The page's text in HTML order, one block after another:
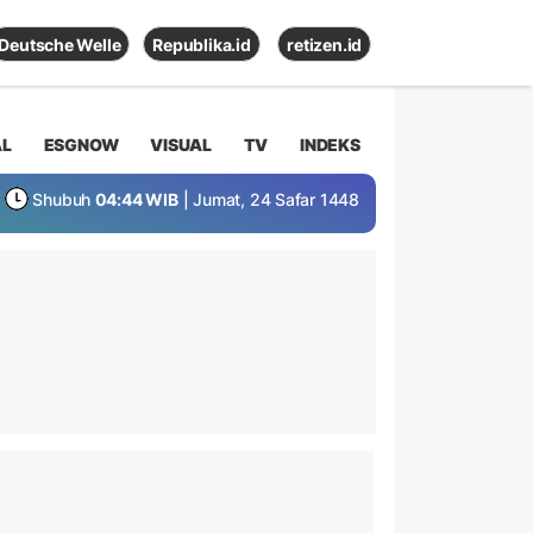
Deutsche Welle Republika.id retizen.id
ESGNOW VISUAL TV INDEKS
Shubuh 04:44 WIB | Jumat, 24 Safar 1448